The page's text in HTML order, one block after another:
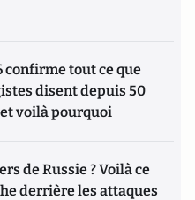
confirme tout ce que
disent depuis 50
et voilà pourquoi
de Russie ? Voilà ce
derrière les attaques